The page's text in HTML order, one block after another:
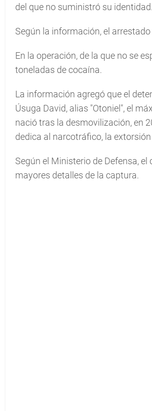
del que no suministró su identidad.
Según la información, el
En la operación, de la que no se
toneladas de cocaína.
La información agregó que el
Úsuga David, alias "Otoniel", el
nació tras la desmovilización, en
dedica al narcotráfico, la
Según el Ministerio de Defensa,
mayores detalles de la captura.